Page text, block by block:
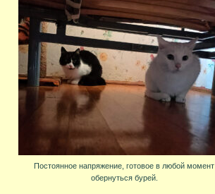
Постоянное напряжение, готовое в любой момент
обернуться бурей.